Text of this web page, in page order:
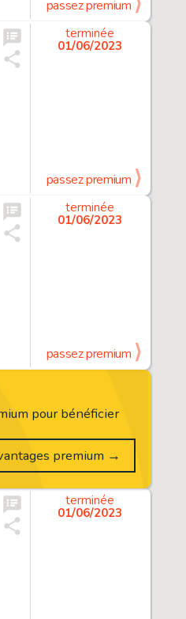
passez premium
terminée
01/06/2023
passez premium
terminée
01/06/2023
passez premium
terminée
01/06/2023
pour bénéficier
premium →